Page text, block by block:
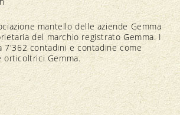
mantello delle aziende Gemma
del marchio registrato Gemma. I
7'362 contadini e contadine come
Gemma.